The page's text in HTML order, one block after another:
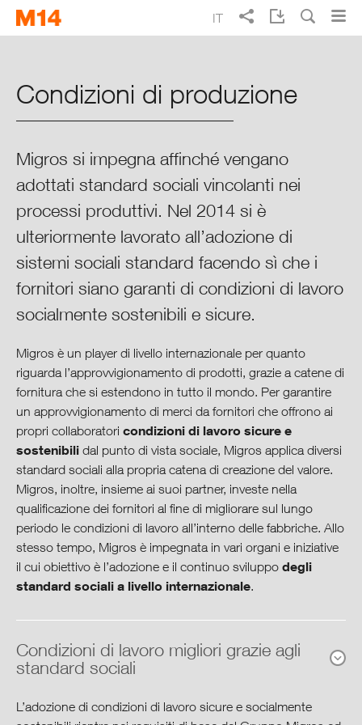
to
to
Vivere meglio ogni giorno
Punti cruciali 2014
Rapporto integrale sulla
situazione
Migros in sintesi
Migros nel contesto
Finanze
Ambiente
Produzione & consumo
Acquisto sostenibile
Condizioni di produzione
Responsabilità del prodotto
Assortimento sostenibile & label
Società & cultura
IT
Condizioni di produzione
Migros si impegna affinché vengano
adottati standard sociali vincolanti nei
processi produttivi. Nel 2014 si è
ulteriormente lavorato all’adozione di
sistemi sociali standard facendo sì che i
fornitori siano garanti di condizioni di lavoro
socialmente sostenibili e sicure.
Migros è un player di livello internazionale per quanto
riguarda l’approvvigionamento di prodotti, grazie a catene di
fornitura che si estendono in tutto il mondo. Per garantire
un approvvigionamento di merci da fornitori che offrono ai
propri collaboratori condizioni di lavoro sicure e
sostenibili dal punto di vista sociale, Migros applica diversi
standard sociali alla propria catena di creazione del valore.
Migros, inoltre, insieme ai suoi partner, investe nella
qualificazione dei fornitori al fine di migliorare sul lungo
periodo le condizioni di lavoro all’interno delle fabbriche. Allo
stesso tempo, Migros è impegnata in vari organi e iniziative
il cui obiettivo è l’adozione e il continuo sviluppo degli
standard sociali a livello internazionale.
Condizioni di lavoro migliori grazie agli
standard sociali
L’adozione di condizioni di lavoro sicure e socialmente